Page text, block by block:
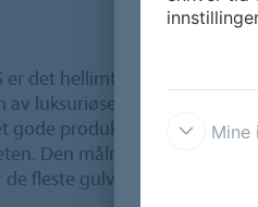
er det hellimte alternativet
av luksuriøse vinylfliser tilbyr
gode produktegenskaper,
Den målrettede ytelsen
fleste gulvflater, som
Mine